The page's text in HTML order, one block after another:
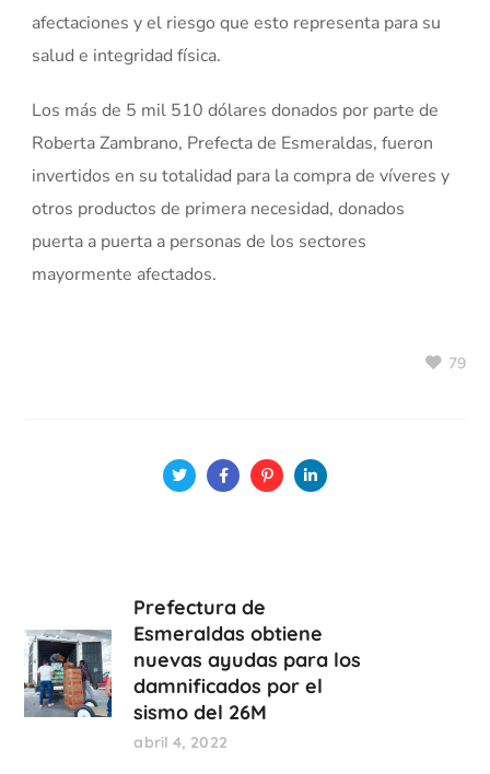
afectaciones y el riesgo que esto representa para su
salud e integridad física.
Los más de 5 mil 510 dólares donados por parte de
Roberta Zambrano, Prefecta de Esmeraldas, fueron
invertidos en su totalidad para la compra de víveres y
otros productos de primera necesidad, donados
puerta a puerta a personas de los sectores
mayormente afectados.
79
Prefectura de
Esmeraldas obtiene
nuevas ayudas para los
damnificados por el
sismo del 26M
abril 4, 2022